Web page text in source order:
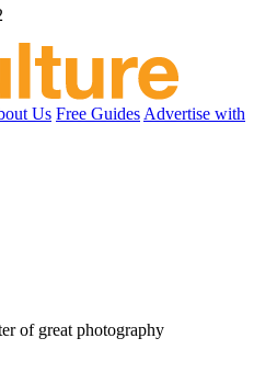
Us Free Guides Advertise with
of great photography